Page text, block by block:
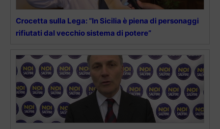
Crocetta sulla Lega: “In Sicilia è piena di personaggi
rifiutati dal vecchio sistema di potere”